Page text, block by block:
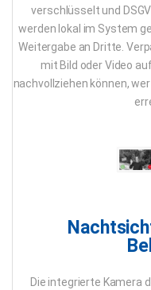
verschlüsselt und
werden lokal im System
Weitergabe an Dritte. Verpasste Besucher werden automatisch
mit Bild oder Video
nachvollziehen können,
Die integrierte Kamera